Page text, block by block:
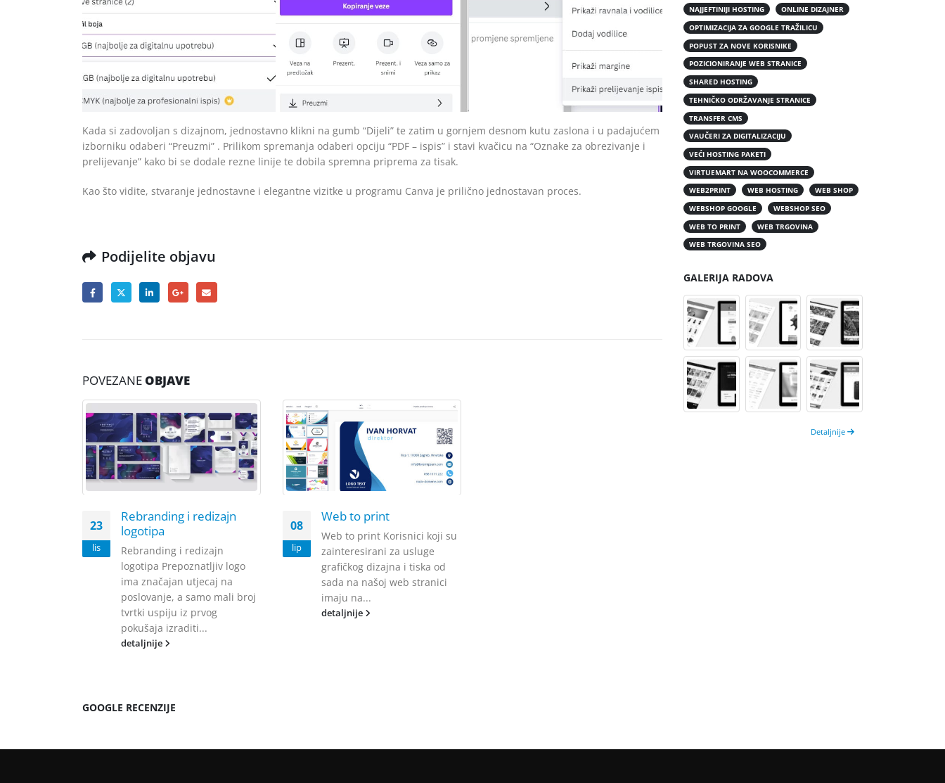
Kada si zadovoljan s dizajnom, jednostavno klikni na gumb “​Dijeli” ​te zatim ​u gornjem desnom kutu zaslona i​ u padajućem
izborniku odaberi “Preuzmi” . ​Prilikom spremanja ​odaberi opciju “PDF – ispis” i stavi kvačicu na “Oznake za obrezivanje i
prelijevanje” kako bi se dodale rezne linije te dobila spremna priprema za tisak.
Kao što vidite, stvaranje jednostavne i elegantne vizitke u programu Canva je prilično jednostavan proces.
Podijelite objavu
POVEZANEOBJAVE
23
lis
Rebranding i redizajn
logotipa
Rebranding i redizajn
logotipa Prepoznatljiv logo
ima značajan utjecaj na
poslovanje, a samo mali broj
tvrtki uspiju iz prvog
pokušaja izraditi...
detaljnije
08
lip
Web to print
Web to print Korisnici koji su
zainteresirani za usluge
grafičkog dizajna i tiska od
sada na našoj web stranici
imaju na...
detaljnije
NAJJEFTINIJI HOSTING
ONLINE DIZAJNER
OPTIMIZACIJA ZA GOOGLE TRAŽILICU
POPUST ZA NOVE KORISNIKE
POZICIONIRANJE WEB STRANICE
SHARED HOSTING
TEHNIČKO ODRŽAVANJE STRANICE
TRANSFER CMS
VAUČERI ZA DIGITALIZACIJU
VEĆI HOSTING PAKETI
VIRTUEMART NA WOOCOMMERCE
WEB2PRINT
WEB HOSTING
WEB SHOP
WEBSHOP GOOGLE
WEBSHOP SEO
WEB TO PRINT
WEB TRGOVINA
WEB TRGOVINA SEO
GALERIJA RADOVA
Detaljnije
GOOGLE RECENZIJE